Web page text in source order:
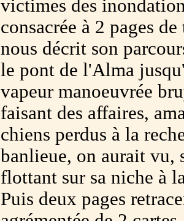
victimes des
consacrée à 2 pages
nous décrit son
le pont de l'Alma
vapeur manoeuvrée
faisant des affaires,
chiens perdus à la
banlieue, on aurait vu,
flottant sur sa niche à
Puis deux pages